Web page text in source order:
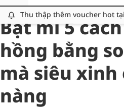
Thu thập thêm voucher hot
All
Chăm Sóc Cá Nhân
Bật mí 5
hồng bằng
mà siêu xinh
nàng